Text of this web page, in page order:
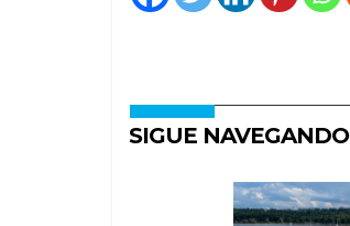
SIGUE NAVEGANDO